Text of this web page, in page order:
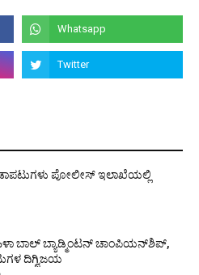
ಪೋಲೀಸ್ ಇಲಾಖೆಯಲ್ಲಿ
ಬಾಲ್ ಬ್ಯಾಡ್ಮಿಂಟನ್ ಚಾಂಪಿಯನ್‌ಶಿಪ್,
ದಿಗ್ವಿಜಯ